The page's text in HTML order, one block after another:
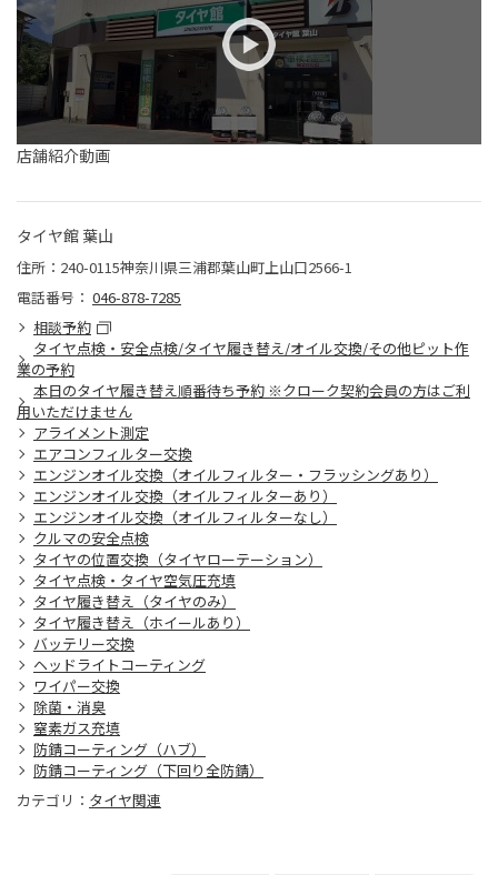
店舗紹介動画
タイヤ館 葉山
住所：240-0115神奈川県三浦郡葉山町上山口2566-1
電話番号： 046-878-7285
相談予約
タイヤ点検・安全点検/タイヤ履き替え/オイル交換/その他ピット作
業の予約
本日のタイヤ履き替え順番待ち予約 ※クローク契約会員の方はご利
用いただけません
アライメント測定
エアコンフィルター交換
エンジンオイル交換（オイルフィルター・フラッシングあり）
エンジンオイル交換（オイルフィルターあり）
エンジンオイル交換（オイルフィルターなし）
クルマの安全点検
タイヤの位置交換（タイヤローテーション）
タイヤ点検・タイヤ空気圧充填
タイヤ履き替え（タイヤのみ）
タイヤ履き替え（ホイールあり）
バッテリー交換
ヘッドライトコーティング
ワイパー交換
除菌・消臭
窒素ガス充填
防錆コーティング（ハブ）
防錆コーティング（下回り全防錆）
カテゴリ： タイヤ関連